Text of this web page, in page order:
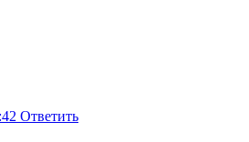
Ответить